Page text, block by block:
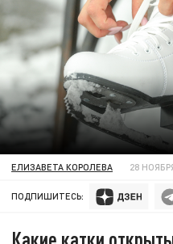
ЕЛИЗАВЕТА КОРОЛЕВА 28
ПОДПИШИТЕСЬ:
Какие катки